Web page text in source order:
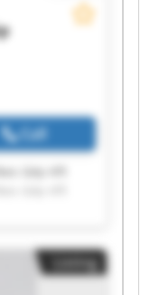
Call
Gép Kft
Gép Kft
Gép Kft
Gép Kft Listing